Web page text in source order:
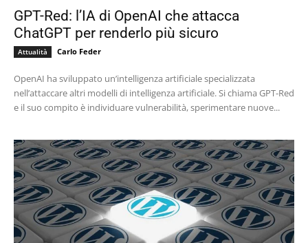
GPT-Red: l’IA di OpenAI che attacca
ChatGPT per renderlo più sicuro
Attualità Carlo Feder
OpenAI ha sviluppato un’intelligenza artificiale specializzata
nell’attaccare altri modelli di intelligenza artificiale. Si chiama GPT-Red
e il suo compito è individuare vulnerabilità, sperimentare nuove...